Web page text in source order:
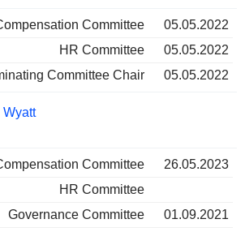
Committee
05.05.2022
HR Committee
05.05.2022
Committee Chair
05.05.2022
Wyatt
Committee
26.05.2023
HR Committee
Governance Committee
01.09.2021